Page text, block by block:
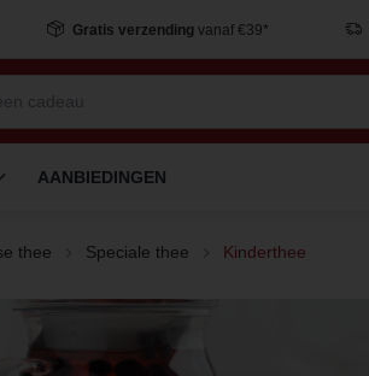
Gratis verzending vanaf €39*
AANBIEDINGEN
thee Speciale thee Kinderthee